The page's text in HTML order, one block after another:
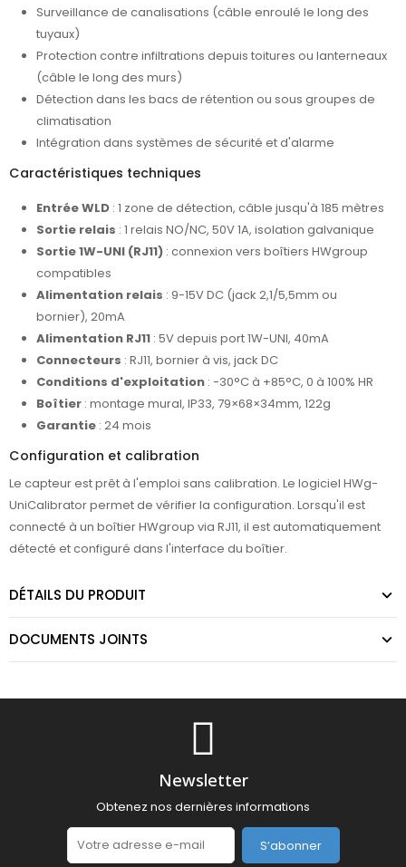
Surveillance de canalisations (câble enroulé le long des
tuyaux)
Protection contre infiltrations depuis toitures ou lanterneaux
(câble le long des murs)
Détection dans les bacs de rétention ou sous groupes de
climatisation
Intégration dans systèmes de sécurité et d'alarme
Caractéristiques techniques
Entrée WLD : 1 zone de détection, câble jusqu'à 185 mètres
Sortie relais : 1 relais NO/NC, 50V 1A, isolation galvanique
Sortie 1W-UNI (RJ11) : connexion vers boîtiers HWgroup
compatibles
Alimentation relais : 9-15V DC (jack 2,1/5,5mm ou
bornier), 20mA
Alimentation RJ11 : 5V depuis port 1W-UNI, 40mA
Connecteurs : RJ11, bornier à vis, jack DC
Conditions d'exploitation : -30°C à +85°C, 0 à 100% HR
Boîtier : montage mural, IP33, 79×68×34mm, 122g
Garantie : 24 mois
Configuration et calibration
Le capteur est prêt à l'emploi sans calibration. Le logiciel HWg-
UniCalibrator permet de vérifier la configuration. Lorsqu'il est
connecté à un boîtier HWgroup via RJ11, il est automatiquement
détecté et configuré dans l'interface du boîtier.
DÉTAILS DU PRODUIT
DOCUMENTS JOINTS
Newsletter
Obtenez nos dernières informations
S’abonner